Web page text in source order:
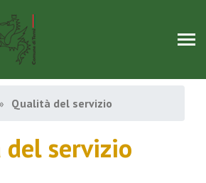
» Qualità del servizio
servizio